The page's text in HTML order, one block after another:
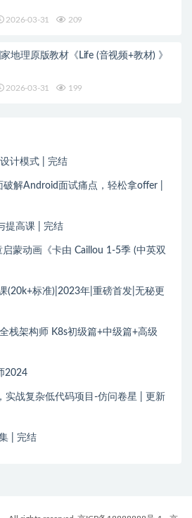
2026-03-31 209
地理原版教材《Life (音视频+教材) 》
2026-03-31 199
计模式 | 完结
破解Android面试痛点，轻松拿offer |
提高课 | 完结
启蒙动画《卡由 Caillou 1-5季 (中英双
(20k+标准)|2023年|重磅首发|无秘更
栈架构师 K8s初级篇+中级篇+高级
2024
实战复杂低代码项目-仿问卷星 | 更新
| 完结